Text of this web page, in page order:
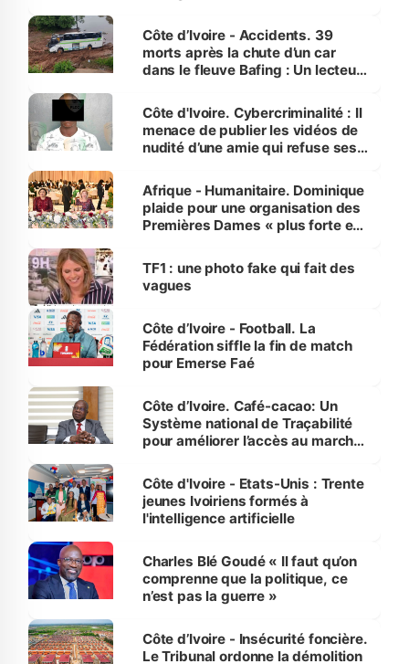
Côte d’Ivoire - Accidents. 39
morts après la chute d’un car
dans le fleuve Bafing : Un lecteur
des Transports
Côte d'Ivoire. Cybercriminalité : Il
menace de publier les vidéos de
nudité d’une amie qui refuse ses
Afrique - Humanitaire. Dominique
plaide pour une organisation des
Premières Dames « plus forte et
sur la scène internationale »
TF1 : une photo fake qui fait des
vagues
Côte d’Ivoire - Football. La
Fédération siffle la fin de match
pour Emerse Faé
Côte d’Ivoire. Café-cacao: Un
Système national de Traçabilité
pour améliorer l’accès au marché
Côte d'Ivoire - Etats-Unis : Trente
jeunes Ivoiriens formés à
l'intelligence artificielle
Charles Blé Goudé « Il faut qu’on
comprenne que la politique, ce
n’est pas la guerre »
Côte d’Ivoire - Insécurité foncière.
Le Tribunal ordonne la démolition